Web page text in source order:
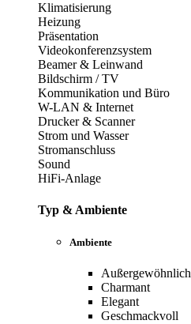
Klimatisierung
Heizung
Präsentation
Videokonferenzsystem
Beamer & Leinwand
Bildschirm / TV
Kommunikation und Büro
W-LAN & Internet
Drucker & Scanner
Strom und Wasser
Stromanschluss
Sound
HiFi-Anlage
Typ & Ambiente
Ambiente
Außergewöhnlich
Charmant
Elegant
Geschmackvoll